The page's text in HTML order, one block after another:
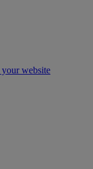
website